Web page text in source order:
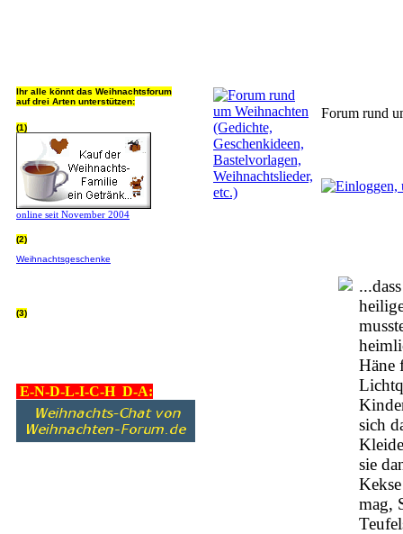
Ihr alle könnt das Weihnachtsforum
auf drei Arten unterstützen:
(1)
online seit November 2004
(2)
Weihnachtsgeschenke
(3)
E-N-D-L-I-C-H D-A:
Forum rund
Häne
sich
sie
mag,